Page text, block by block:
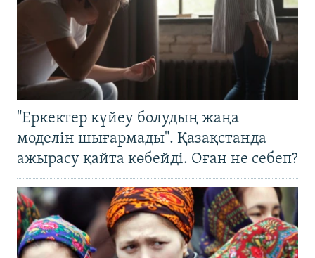
"Еркектер күйеу болудың жаңа
моделін шығармады". Қазақстанда
ажырасу қайта көбейді. Оған не себеп?